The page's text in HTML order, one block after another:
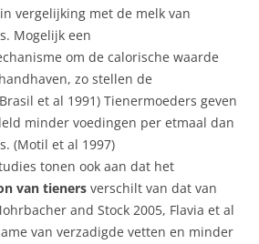
vergelijking met de melk van
Mogelijk een
om de calorische waarde
zo stellen de
et al 1991) Tienermoeders geven
minder voedingen per etmaal dan
(Motil et al 1997)
tonen ook aan dat het
van tieners verschilt van dat van
and Stock 2005, Flavia et al
van verzadigde vetten en minder